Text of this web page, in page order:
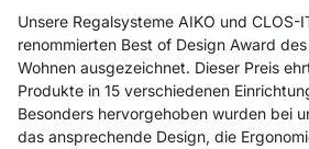
Unsere Regalsysteme AIKO und
renommierten Best of Design Award
Wohnen ausgezeichnet. Dieser Preis
Produkte in 15 verschiedenen
Besonders hervorgehoben wurden bei
das ansprechende Design, die